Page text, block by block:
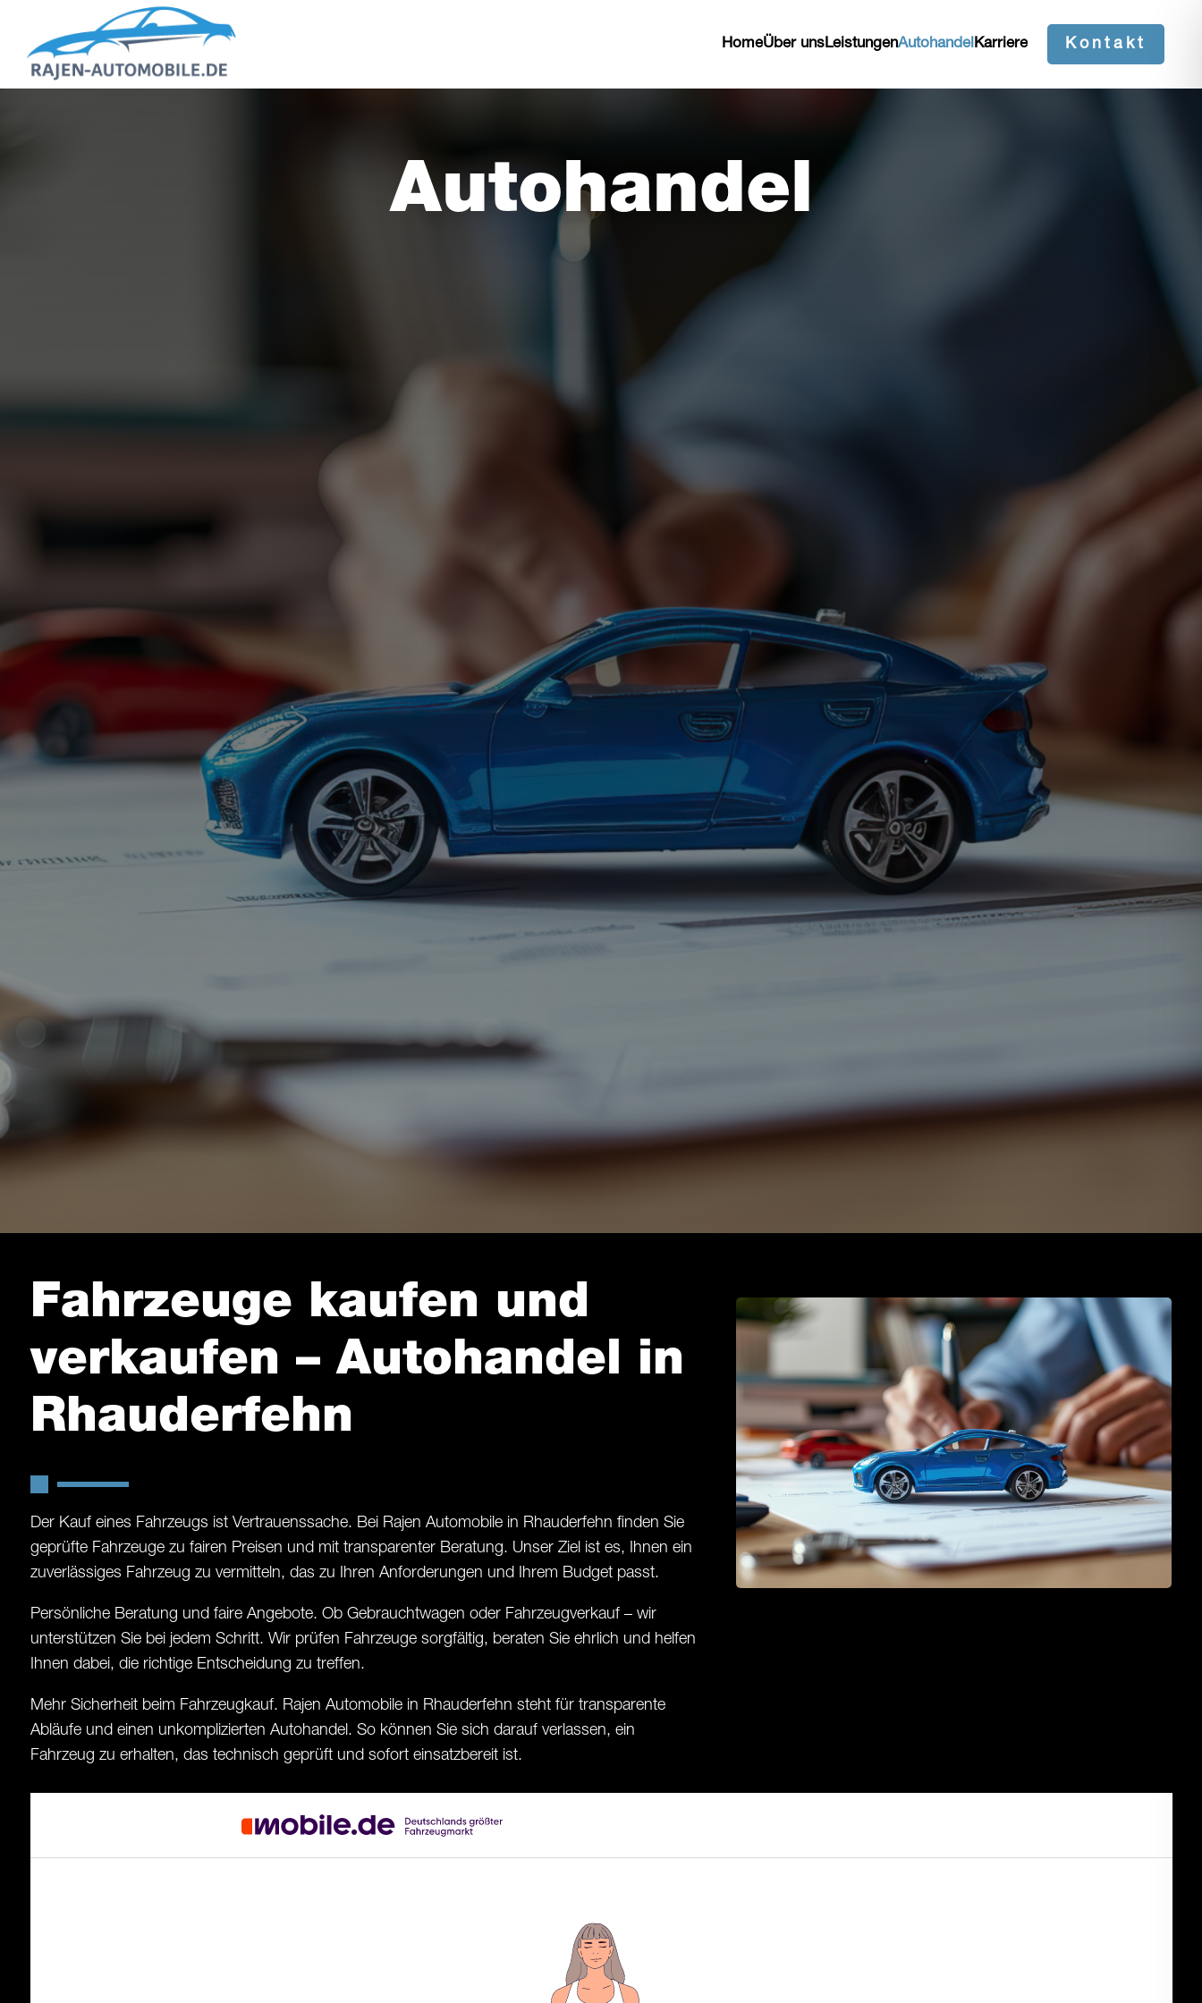
HomeÜber unsLeistungenAutohandelKarriere Kontakt
Autohandel
Fahrzeuge kaufen und
verkaufen –Autohandel in
Rhauderfehn
Der Kauf eines Fahrzeugs ist Vertrauenssache. Bei Rajen Automobile in Rhauderfehn finden Sie
geprüfte Fahrzeuge zu fairen Preisen und mit transparenter Beratung. Unser Ziel ist es, Ihnen ein
zuverlässiges Fahrzeug zu vermitteln, das zu Ihren Anforderungen und Ihrem Budget passt.
Persönliche Beratung und faire Angebote. Ob Gebrauchtwagen oder Fahrzeugverkauf – wir
unterstützen Sie bei jedem Schritt. Wir prüfen Fahrzeuge sorgfältig, beraten Sie ehrlich und helfen
Ihnen dabei, die richtige Entscheidung zu treffen.
Mehr Sicherheit beim Fahrzeugkauf. Rajen Automobile in Rhauderfehn steht für transparente
Abläufe und einen unkomplizierten Autohandel. So können Sie sich darauf verlassen, ein
Fahrzeug zu erhalten, das technisch geprüft und sofort einsatzbereit ist.